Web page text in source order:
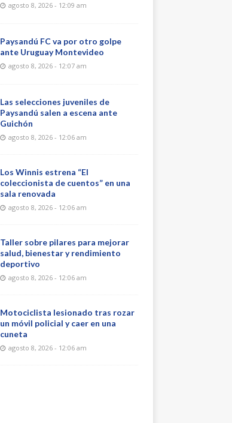
agosto 8, 2026 - 12:09 am
Paysandú FC va por otro golpe
ante Uruguay Montevideo
agosto 8, 2026 - 12:07 am
Las selecciones juveniles de
Paysandú salen a escena ante
Guichón
agosto 8, 2026 - 12:06 am
Los Winnis estrena “El
coleccionista de cuentos” en una
sala renovada
agosto 8, 2026 - 12:06 am
Taller sobre pilares para mejorar
salud, bienestar y rendimiento
deportivo
agosto 8, 2026 - 12:06 am
Motociclista lesionado tras rozar
un móvil policial y caer en una
cuneta
agosto 8, 2026 - 12:06 am